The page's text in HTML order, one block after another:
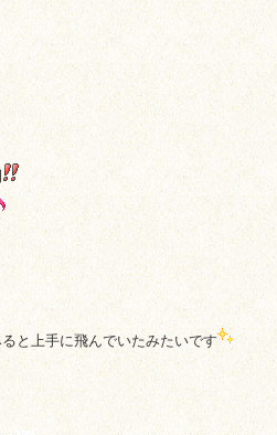
と上手に飛んでいたみたいです